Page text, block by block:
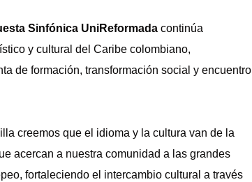
Sinfónica UniReformada continúa
y cultural del Caribe colombiano,
de formación, transformación social y encuentro
creemos que el idioma y la cultura van de la
acercan a nuestra comunidad a las grandes
fortaleciendo el intercambio cultural a través